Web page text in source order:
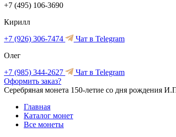
+7 (495) 106-3690
Кирилл
+7 (926) 306-7474
Чат в Telegram
Олег
+7 (985) 344-2627
Чат в Telegram
Оформить заказ?
Серебряная монета 150-летие со дня рождения
Главная
Каталог монет
Все монеты